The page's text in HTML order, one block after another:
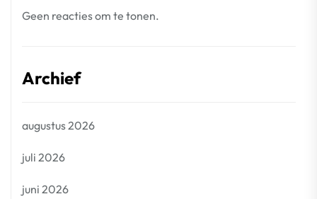
Geen reacties om te tonen.
Archief
augustus 2026
juli 2026
juni 2026